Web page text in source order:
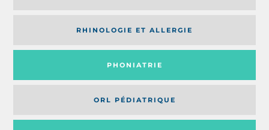
RHINOLOGIE ET ALLERGIE
PHONIATRIE
ORL PÉDIATRIQUE